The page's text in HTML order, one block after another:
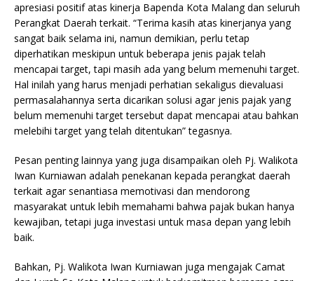
apresiasi positif atas kinerja Bapenda Kota Malang dan seluruh
Perangkat Daerah terkait. “Terima kasih atas kinerjanya yang
sangat baik selama ini, namun demikian, perlu tetap
diperhatikan meskipun untuk beberapa jenis pajak telah
mencapai target, tapi masih ada yang belum memenuhi target.
Hal inilah yang harus menjadi perhatian sekaligus dievaluasi
permasalahannya serta dicarikan solusi agar jenis pajak yang
belum memenuhi target tersebut dapat mencapai atau bahkan
melebihi target yang telah ditentukan” tegasnya.
Pesan penting lainnya yang juga disampaikan oleh Pj. Walikota
Iwan Kurniawan adalah penekanan kepada perangkat daerah
terkait agar senantiasa memotivasi dan mendorong
masyarakat untuk lebih memahami bahwa pajak bukan hanya
kewajiban, tetapi juga investasi untuk masa depan yang lebih
baik.
Bahkan, Pj. Walikota Iwan Kurniawan juga mengajak Camat